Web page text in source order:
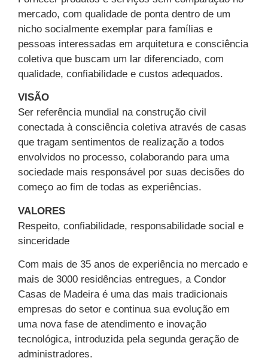
mercado, com qualidade de ponta dentro de um
nicho socialmente exemplar para famílias e
pessoas interessadas em arquitetura e consciência
coletiva que buscam um lar diferenciado, com
qualidade, confiabilidade e custos adequados.
VISÃO
Ser referência mundial na construção civil
conectada à consciência coletiva através de casas
que tragam sentimentos de realização a todos
envolvidos no processo, colaborando para uma
sociedade mais responsável por suas decisões do
começo ao fim de todas as experiências.
VALORES
Respeito, confiabilidade, responsabilidade social e
sinceridade
Com mais de 35 anos de experiência no mercado e
mais de 3000 residências entregues, a Condor
Casas de Madeira é uma das mais tradicionais
empresas do setor e continua sua evolução em
uma nova fase de atendimento e inovação
tecnológica, introduzida pela segunda geração de
administradores.